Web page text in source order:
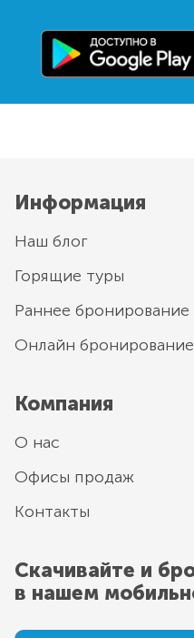
Информация
Наш блог
Горящие туры
Раннее бронирование
Онлайн бронирование
Компания
О нас
Офисы продаж
Контакты
Скачивайте и
в нашем